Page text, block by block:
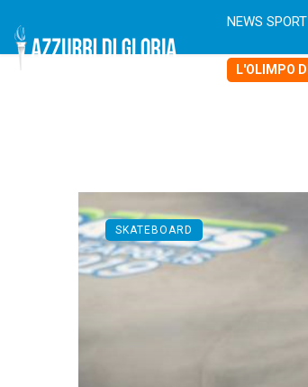
NEWS
L'OLIMPO
SKATEBOARD